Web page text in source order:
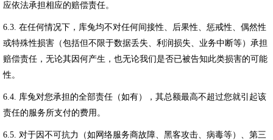
应依法承担相应的赔偿责任。
6.3. 在任何情况下，库兔均不对任何间接性、后果性、惩戒性、偶然性
或特殊性损害（包括但不限于数据丢失、利润损失、业务中断等）承担
赔偿责任，无论其因何产生，也无论我们是否已被告知此类损害的可能
性。​​
6.4. 库兔对您承担的全部责任（如有），其总额最高不超过您就引起该
责任的服务所支付的费用。​​
6.5. 对于因不可抗力（如网络服务商故障、黑客攻击、病毒等）、第三